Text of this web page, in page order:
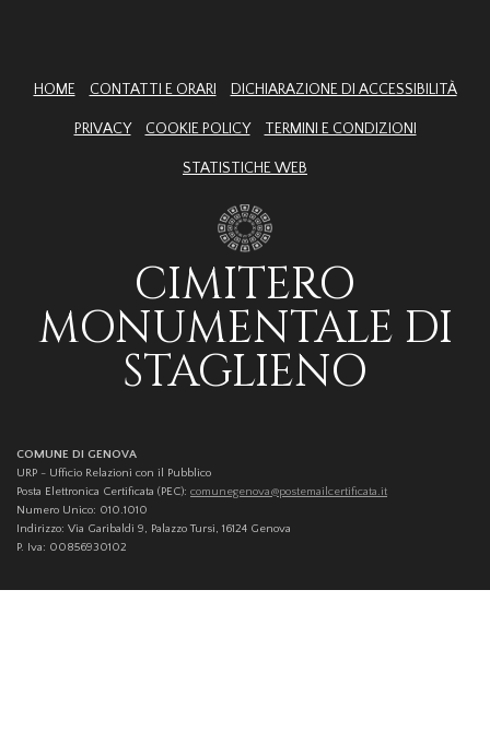
HOME CONTATTI E ORARI DICHIARAZIONE DI ACCESSIBILITÀ
PRIVACY COOKIE POLICY TERMINI E CONDIZIONI
STATISTICHE WEB
CIMITERO
MONUMENTALE DI
STAGLIENO
COMUNE DI GENOVA
URP - Ufficio Relazioni con il Pubblico
Posta Elettronica Certificata (PEC): comunegenova@postemailcertificata.it
Numero Unico: 010.1010
Indirizzo: Via Garibaldi 9, Palazzo Tursi, 16124 Genova
P. Iva: 00856930102